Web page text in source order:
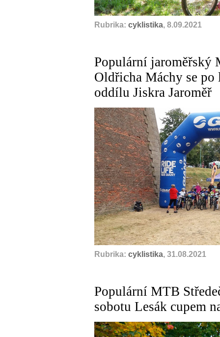
Rubrika: cyklistika, 8.09.2021
Populární jaroměřský
Oldřicha Máchy se
oddílu Jiskra Jaroměř
Rubrika: cyklistika, 31.08.2021
Populární MTB
sobotu Lesák cupem